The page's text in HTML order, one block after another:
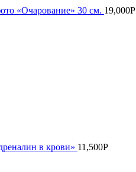
«Очарование» 30 см. 19,000Р
в крови» 11,500Р